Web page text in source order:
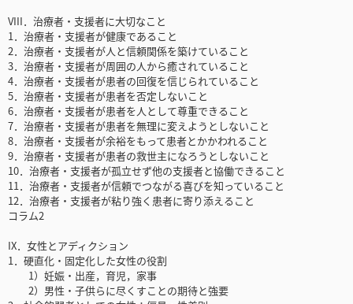
VIII．治療者・支援者に大切なこと
1．治療者・支援者が健康であること
2．治療者・支援者が人と信頼関係を築けていること
3．治療者・支援者が周囲の人から癒されていること
4．治療者・支援者が患者の回復を信じられていること
5．治療者・支援者が患者を否定しないこと
6．治療者・支援者が患者を人として尊重できること
7．治療者・支援者が患者を無理に変えようとしないこと
8．治療者・支援者が余裕をもって患者とかかわれること
9．治療者・支援者が患者の救世主になろうとしないこと
10．治療者・支援者が孤立せず他の支援者と協働できること
11．治療者・支援者が信頼でつながる喜びを知っていること
12．治療者・支援者が粘り強く患者に寄り添えること
コラム2
IX．女性とアディクション
1．硬直化・固定化した女性の役割
1）妊娠・出産，育児，家事
2）男性・子供らに尽くすことの期待と強要